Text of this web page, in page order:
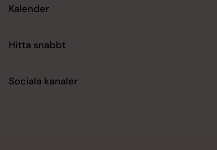
Kalender
Hitta snabbt
Sociala kanaler